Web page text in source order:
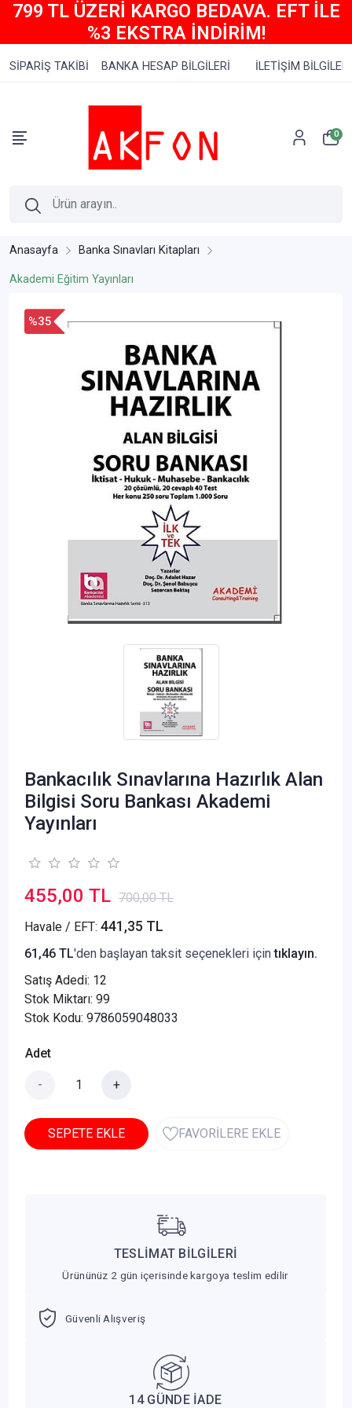
799 TL ÜZERİ KARGO BEDAVA. EFT İLE
%3 EKSTRA İNDİRİM!
SİPARİŞ TAKİBİ BANKA HESAP BİLGİLERİ İLETİŞİM BİLGİLERİ
0
Anasayfa Banka Sınavları Kitapları
Akademi Eğitim Yayınları
%35
Bankacılık Sınavlarına Hazırlık Alan
Bilgisi Soru Bankası Akademi
Yayınları
455,00 TL 700,00 TL
Havale / EFT: 441,35 TL
61,46 TL'den başlayan taksit seçenekleri içintıklayın.
Satış Adedi: 12
Stok Miktarı: 99
Stok Kodu: 9786059048033
Adet
- +
SEPETE EKLE FAVORİLERE EKLE
TESLİMAT BİLGİLERİ
Ürününüz 2 gün içerisinde kargoya teslim edilir
Güvenli Alışveriş
14 GÜNDE İADE